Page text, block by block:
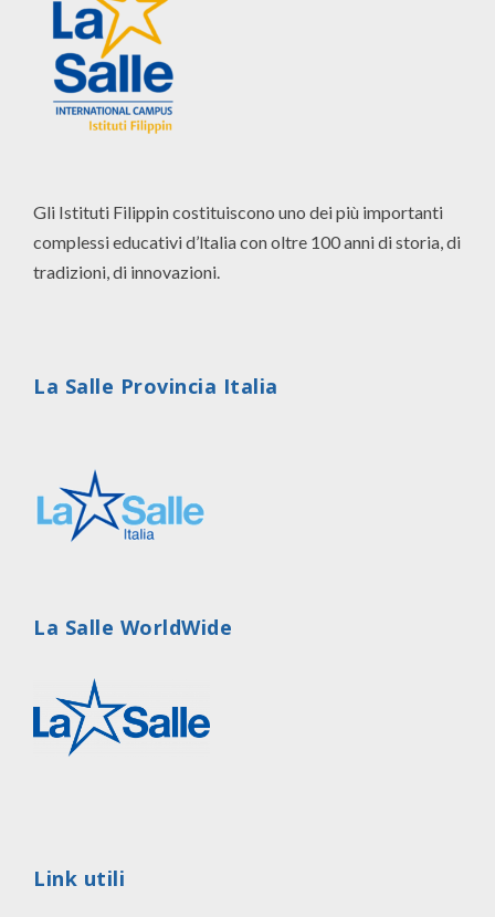
Gli Istituti Filippin costituiscono uno dei più importanti
complessi educativi d’ltalia con oltre 100 anni di storia, di
tradizioni, di innovazioni.
La Salle Provincia Italia
La Salle WorldWide
Link utili